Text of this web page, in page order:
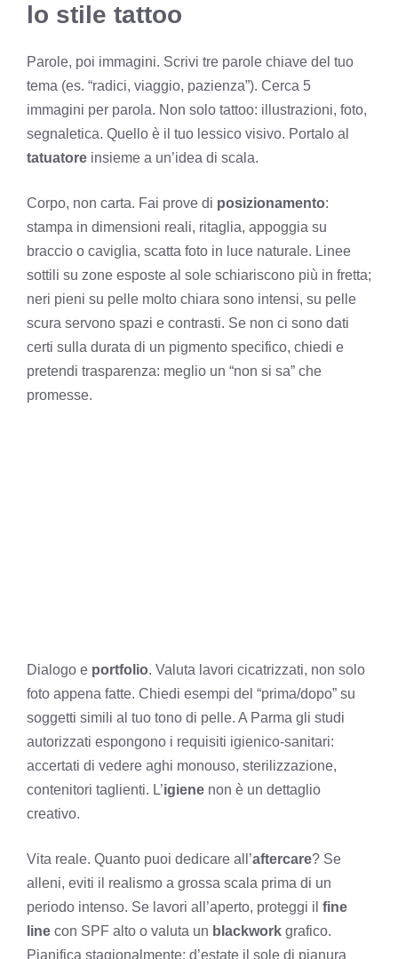
lo stile tattoo
Parole, poi immagini. Scrivi tre parole chiave del tuo
tema (es. “radici, viaggio, pazienza”). Cerca 5
immagini per parola. Non solo tattoo: illustrazioni, foto,
segnaletica. Quello è il tuo lessico visivo. Portalo al
tatuatore insieme a un’idea di scala.
Corpo, non carta. Fai prove di posizionamento:
stampa in dimensioni reali, ritaglia, appoggia su
braccio o caviglia, scatta foto in luce naturale. Linee
sottili su zone esposte al sole schiariscono più in fretta;
neri pieni su pelle molto chiara sono intensi, su pelle
scura servono spazi e contrasti. Se non ci sono dati
certi sulla durata di un pigmento specifico, chiedi e
pretendi trasparenza: meglio un “non si sa” che
promesse.
Dialogo e portfolio. Valuta lavori cicatrizzati, non solo
foto appena fatte. Chiedi esempi del “prima/dopo” su
soggetti simili al tuo tono di pelle. A Parma gli studi
autorizzati espongono i requisiti igienico-sanitari:
accertati di vedere aghi monouso, sterilizzazione,
contenitori taglienti. L’igiene non è un dettaglio
creativo.
Vita reale. Quanto puoi dedicare all’aftercare? Se
alleni, eviti il realismo a grossa scala prima di un
periodo intenso. Se lavori all’aperto, proteggi il fine
line con SPF alto o valuta un blackwork grafico.
Pianifica stagionalmente: d’estate il sole di pianura